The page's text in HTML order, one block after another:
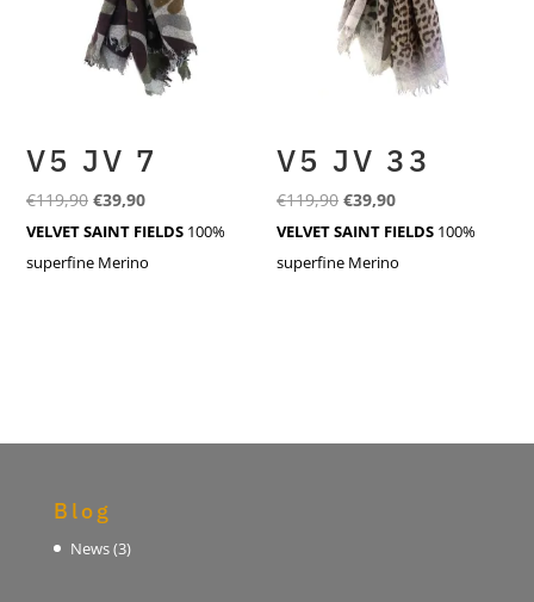
V5 JV 7
€119,90 Ursprünglicher
Preis
war:
€39,90Aktueller
Preis
ist:
VELVET SAINT FIELDS 100%
superfine Merino
V5 JV 33
€119,90 Ursprünglicher
Preis
war:
€39,90Aktueller
Preis
ist:
VELVET SAINT FIELDS 100%
superfine Merino
Blog
News(3)